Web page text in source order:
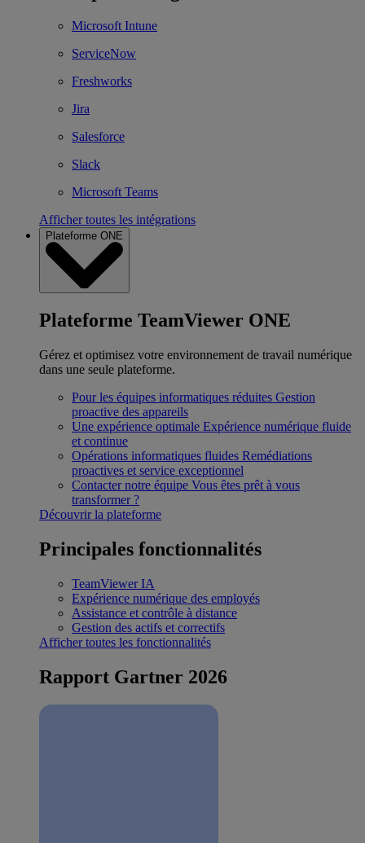
Microsoft Intune
ServiceNow
Freshworks
Jira
Salesforce
Slack
Microsoft Teams
Afficher toutes les intégrations
Plateforme ONE
Plateforme TeamViewer ONE
Gérez et optimisez votre environnement de travail numérique
dans une seule plateforme.
Pour les équipes informatiques réduites Gestion
proactive des appareils
Une expérience optimale Expérience numérique fluide
et continue
Opérations informatiques fluides Remédiations
proactives et service exceptionnel
Contacter notre équipe Vous êtes prêt à vous
transformer ?
Découvrir la plateforme
Principales fonctionnalités
TeamViewer IA
Expérience numérique des employés
Assistance et contrôle à distance
Gestion des actifs et correctifs
Afficher toutes les fonctionnalités
Rapport Gartner 2026